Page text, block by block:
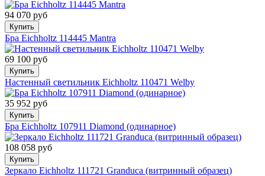
94 070 руб
Купить
Бра Eichholtz 114445 Mantra
69 100 руб
Купить
Настенный светильник Eichholtz 110471 Welby
35 952 руб
Купить
Бра Eichholtz 107911 Diamond (одинарное)
108 058 руб
Купить
Зеркало Eichholtz 111721 Granduca (витринный образец)